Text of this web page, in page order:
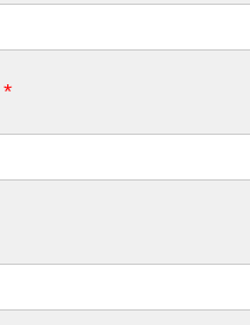
*